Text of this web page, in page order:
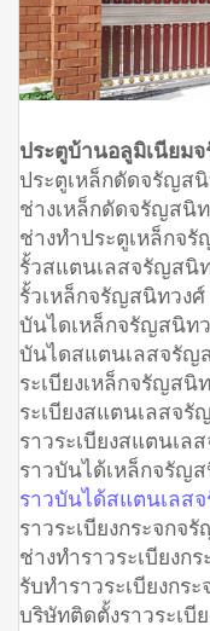
ประตูบ้านอลูมิเนียม
ประตูเหล็กดัดจรัญส
ช่างเหล็กดัดจรัญสนิ
ช่างทำประตูเหล็กจ
รั้วสแตนเลสจรัญสนิ
รั้วเหล็กจรัญสนิทวงศ์
บันไดเหล็กจรัญสนิท
บันไดสแตนเลสจรัญ
ระเบียงเหล็กจรัญสนิ
ระเบียงสแตนเลสจรั
ราวระเบียงสแตนเล
ราวบันได้เหล็กจรัญ
ราวบันได้สแตนเลส
ราวระเบียงกระจกจ
ช่างทำราวระเบียงก
รับทำราวระเบียงกร
บริษัทติดตั้งราวระเบี